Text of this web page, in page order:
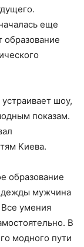
еще
образование
шоу,
показам.
Киева.
образование
мужчина
умения
В
модного пути